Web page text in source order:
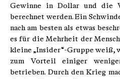
Gewinne in Dollar und die
berechnet werden. Ein
nach am besten als etwas
es für die Mehrheit der
kleine „Insider“-Gruppe weiß,
zum Vorteil einiger
betrieben. Durch den Krieg